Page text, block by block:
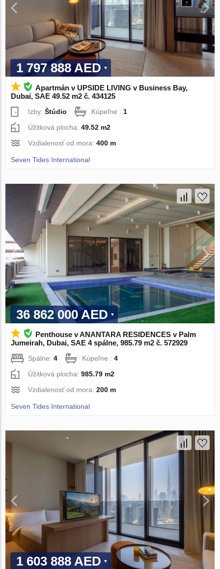
1 797 888 AED
Apartmán v UPSIDE LIVING v Business Bay,
Dubai, SAE 49.52 m2 č. 434125
Izby:Štúdio Kúpeľne :1
Úžitková plocha:49.52 m2
Vzdialenosť od mora:400 m
Seven Tides International
36 862 000 AED
Penthouse v ANANTARA RESIDENCES v Palm
Jumeirah, Dubai, SAE 4 spálne, 985.79 m2 č. 572929
Spálne:4 Kúpeľne :4
Úžitková plocha:985.79 m2
Vzdialenosť od mora:200 m
Seven Tides International
1 603 888 AED